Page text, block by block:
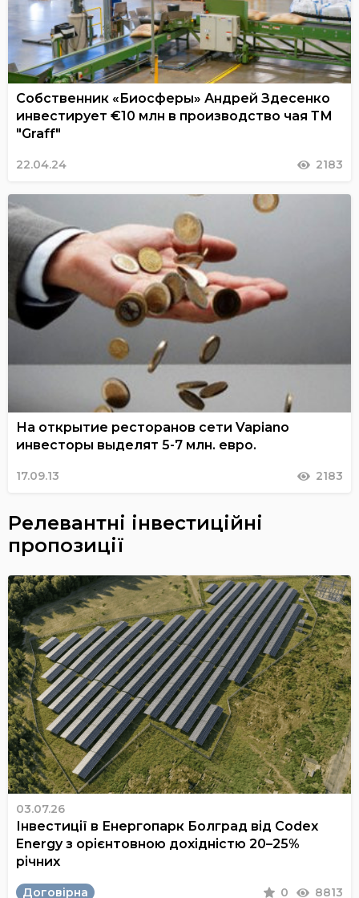
Собственник «Биосферы» Андрей Здесенко
инвестирует €10 млн в производство чая ТМ
"Graff"
22.04.24 2183
На открытие ресторанов сети Vapiano
инвесторы выделят 5-7 млн. евро.
17.09.13 2183
Релевантні інвестиційні
пропозиції
03.07.26
Інвестиції в Енергопарк Болград від Codex
Energy з орієнтовною дохідністю 20–25%
річних
Договірна 0 8813